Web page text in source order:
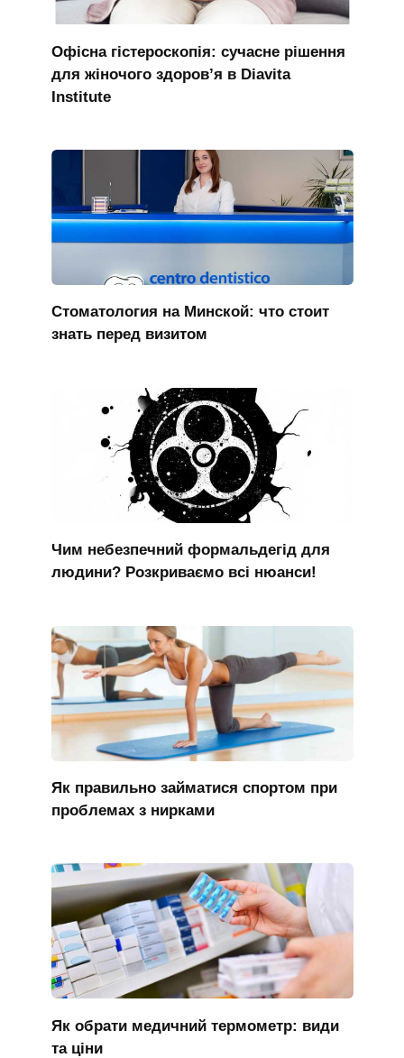
Офісна гістероскопія: сучасне рішення
для жіночого здоров’я в Diavita
Institute
Стоматология на Минской: что стоит
знать перед визитом
Чим небезпечний формальдегід для
людини? Розкриваємо всі нюанси!
Як правильно займатися спортом при
проблемах з нирками
Як обрати медичний термометр: види
та ціни